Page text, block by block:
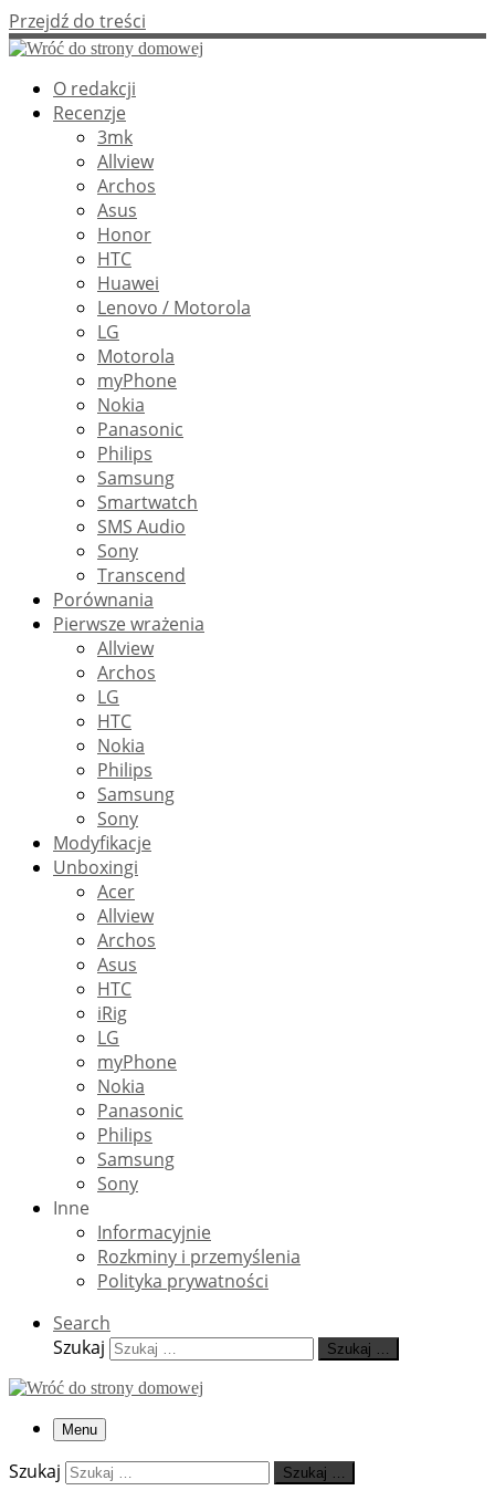
Przejdź do treści
O redakcji
Recenzje
3mk
Allview
Archos
Asus
Honor
HTC
Huawei
Lenovo / Motorola
LG
Motorola
myPhone
Nokia
Panasonic
Philips
Samsung
Smartwatch
SMS Audio
Sony
Transcend
Porównania
Pierwsze wrażenia
Allview
Archos
LG
HTC
Nokia
Philips
Samsung
Sony
Modyfikacje
Unboxingi
Acer
Allview
Archos
Asus
HTC
iRig
LG
myPhone
Nokia
Panasonic
Philips
Samsung
Sony
Inne
Informacyjnie
Rozkminy i przemyślenia
Polityka prywatności
Search
Szukaj
Szukaj …
Menu
Szukaj Szukaj …